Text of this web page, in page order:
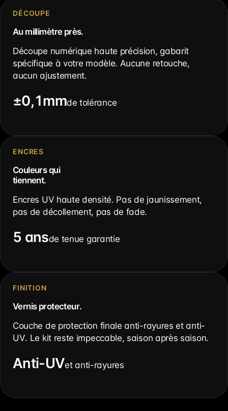
DÉCOUPE
Au millimètre près.
Découpe numérique haute précision, gabarit
spécifique à votre modèle. Aucune retouche,
aucun ajustement.
±0,1mmde tolérance
ENCRES
Couleurs qui
tiennent.
Encres UV haute densité. Pas de jaunissement,
pas de décollement, pas de fade.
5 ansde tenue garantie
FINITION
Vernis protecteur.
Couche de protection finale anti-rayures et anti-
UV. Le kit reste impeccable, saison après saison.
Anti-UVet anti-rayures